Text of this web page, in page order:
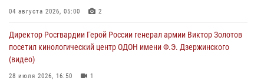
Офицер СОБР Росгвардии выступил на окружном юнармейском
06 августа 2026, 08:27
04 августа 2026, 05:00 2
Директор Росгвардии Герой России генерал армии Виктор Золотов
посетил кинологический центр ОДОН имени Ф.Э. Дзержинского
(видео)
28 июля 2026, 16:50 1